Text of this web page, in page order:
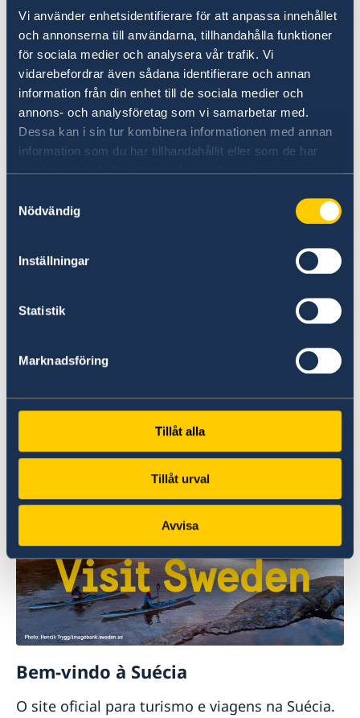
Vi använder enhetsidentifierare för att anpassa innehållet
och annonserna till användarna, tillhandahålla funktioner
för sociala medier och analysera vår trafik. Vi
vidarebefordrar även sådana identifierare och annan
information från din enhet till de sociala medier och
annons- och analysföretag som vi samarbetar med.
Dessa kan i sin tur kombinera informationen med annan
information som du har tillhandahållit eller som de har
samlat in när du har använt deras tjänster.
Nödvändig
Inställningar
Statistik
Marknadsföring
Tillåt alla
Tillåt urval
Avvisa
Aqui poderá obter informação abrangente de
como fazer negócios com a Suécia.
Leia mais
Suspeita de irregularidades
ou irregularidades relacionadas com as
apresentar uma queixa/denuncia ao Ministério
dos Negócios Estrangeiros.
Apresentar uma queixa contra o MNE (em
Denunciar suspeitas de crimes ou outras
irregularidades (em inglês)
Bem-vindo à Suécia
O site oficial para turismo e viagens na Suécia.